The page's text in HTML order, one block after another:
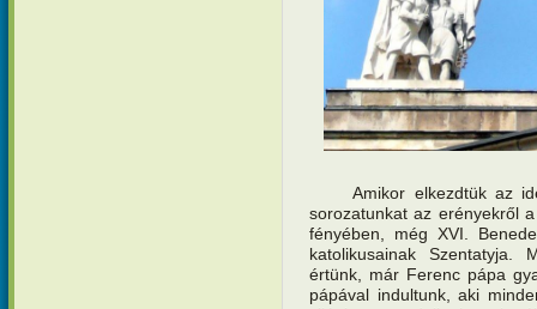
Amikor elkezdtük az
sorozatunkat az erényekről
fényében, még XVI.
katolikusainak Szentatyja.
értünk, már Ferenc pápa
pápával indultunk, aki